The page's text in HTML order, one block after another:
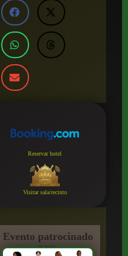
Reservar hotel
Visitar sala/recinto
Evento patrocinado
por: